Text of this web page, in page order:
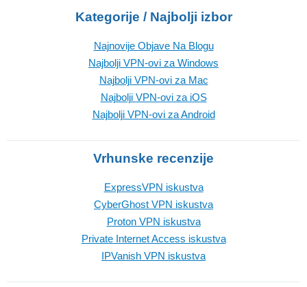
Kategorije / Najbolji izbor
Najnovije Objave Na Blogu
Najbolji VPN-ovi za Windows
Najbolji VPN-ovi za Mac
Najbolji VPN-ovi za iOS
Najbolji VPN-ovi za Android
Vrhunske recenzije
ExpressVPN iskustva
CyberGhost VPN iskustva
Proton VPN iskustva
Private Internet Access iskustva
IPVanish VPN iskustva